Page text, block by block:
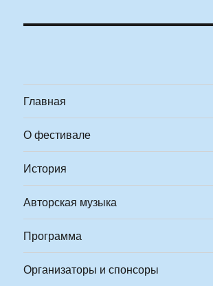
Главная
О фестивале
История
Авторская музыка
Программа
Организаторы и спонсоры